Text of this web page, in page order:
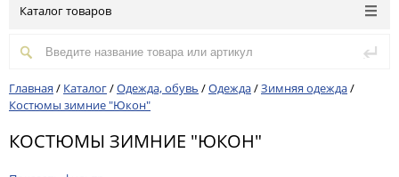
Каталог товаров
Главная / Каталог/Одежда, обувь /Одежда/Зимняя одежда/
Костюмы зимние "Юкон"
КОСТЮМЫ ЗИМНИЕ "ЮКОН"